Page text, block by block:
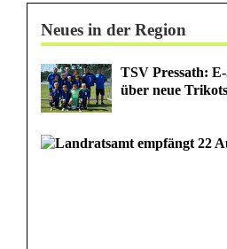
Neues in der Region
TSV Pressath:
über neue Trikots